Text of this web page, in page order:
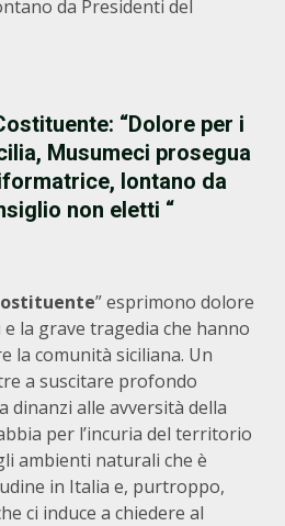
da Presidenti del
“Dolore per i
Musumeci prosegua
lontano da
non eletti “
” esprimono dolore
la grave tragedia che hanno
la comunità siciliana. Un
a suscitare profondo
dinanzi alle avversità della
per l’incuria del territorio
ambienti naturali che è
in Italia e, purtroppo,
ci induce a chiedere al